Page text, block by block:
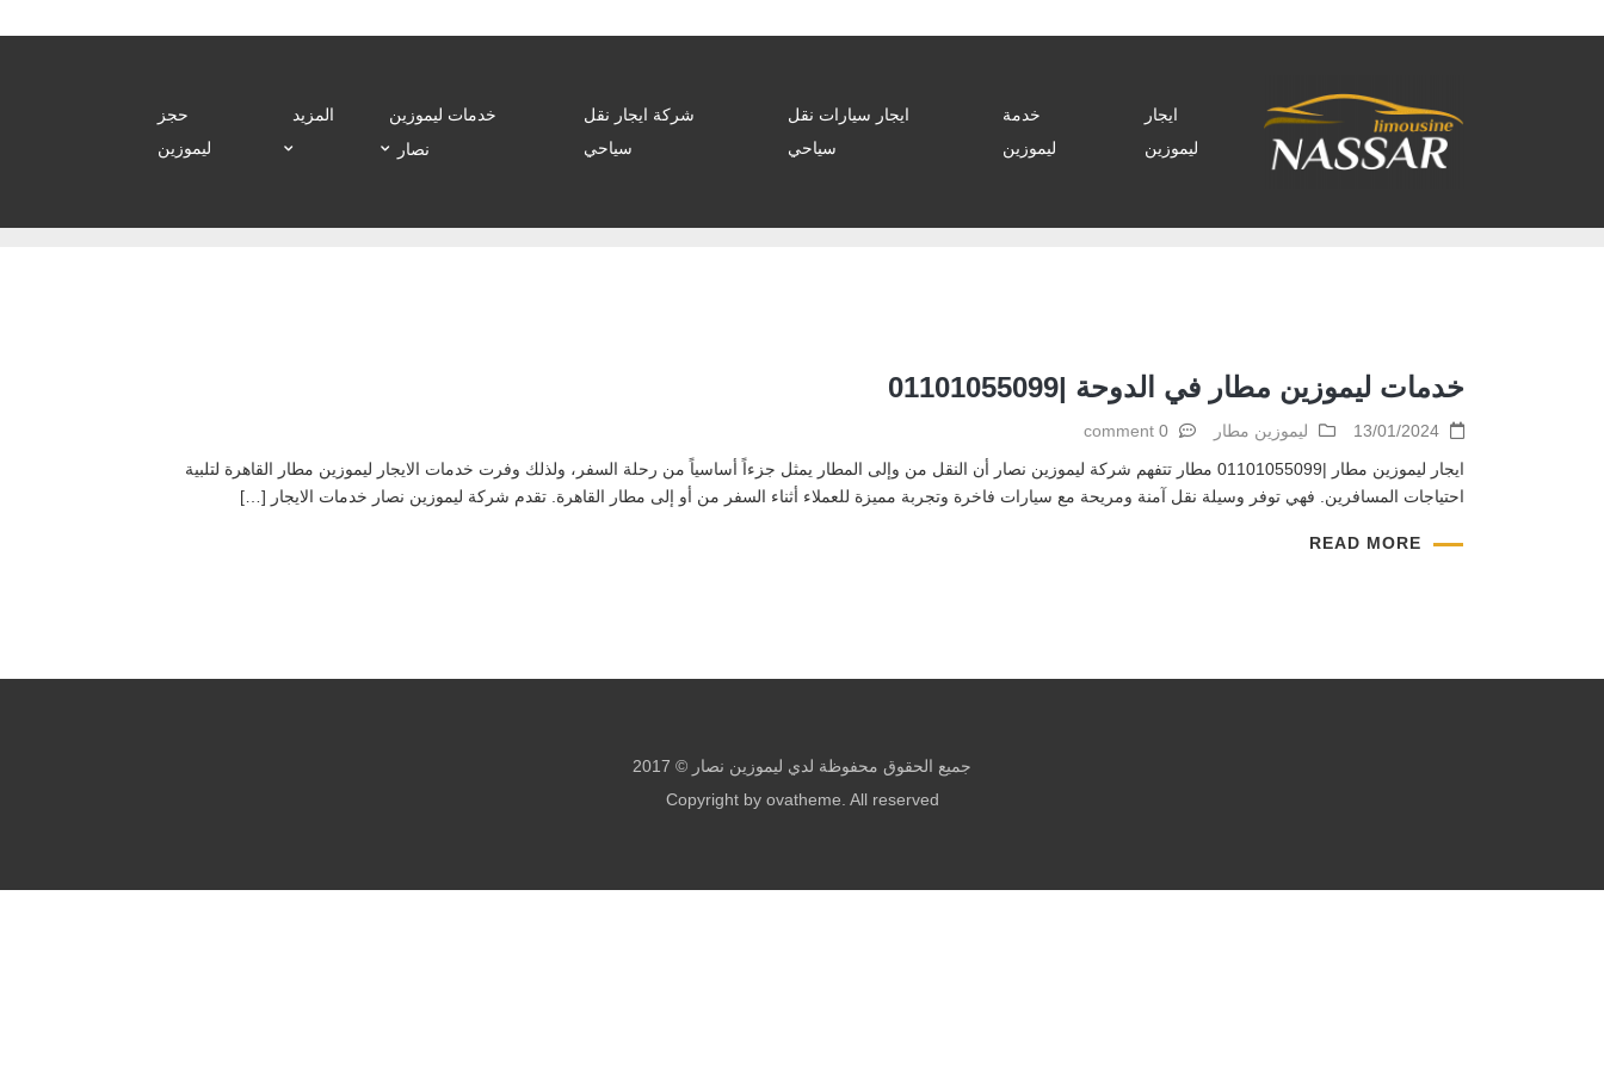
ايجار
ليموزين
خدمة
ليموزين
ايجار سيارات نقل
سياحي
شركة ايجار نقل
سياحي
خدمات ليموزين
نصار
المزيد
حجز
ليموزين
خدمات ليموزين مطار في الدوحة |01101055099
13/01/2024 ليموزين مطار
0 comment
ايجار ليموزين مطار |01101055099 مطار تتفهم شركة ليموزين نصار أن النقل من وإلى المطار يمثل جزءاً أساسياً من رحلة السفر، ولذلك وفرت خدمات الايجار ليموزين مطار القاهرة لتلبية
احتياجات المسافرين. فهي توفر وسيلة نقل آمنة ومريحة مع سيارات فاخرة وتجربة مميزة للعملاء أثناء السفر من أو إلى مطار القاهرة. تقدم شركة ليموزين نصار خدمات الايجار […]
READ MORE
جميع الحقوق محفوظة لدي ليموزين نصار © 2017
Copyright by ovatheme. All reserved